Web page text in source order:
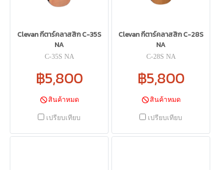
Clevan กีตาร์คลาสสิก C-35S
NA
C-35S NA
฿5,800
สินค้าหมด
เปรียบเทียบ
Clevan กีตาร์คลาสสิก C-28S
NA
C-28S NA
฿5,800
สินค้าหมด
เปรียบเทียบ